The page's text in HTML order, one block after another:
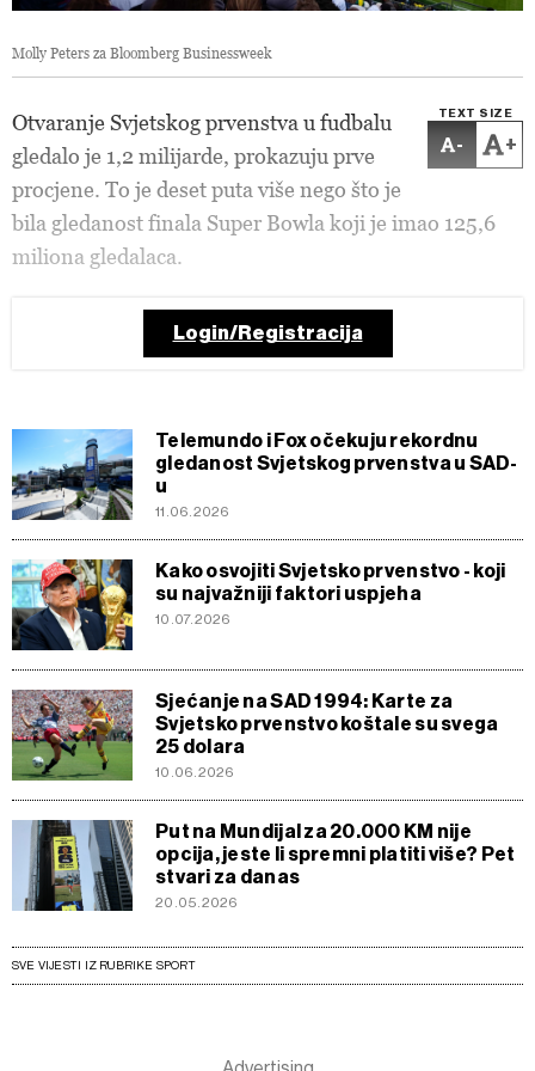
Molly Peters za Bloomberg Businessweek
TEXT SIZE
- +
Otvaranje Svjetskog prvenstva u fudbalu
gledalo je 1,2 milijarde, prokazuju prve
procjene. To je deset puta više nego što je
bila gledanost finala Super Bowla koji je imao 125,6
miliona gledalaca.
Login/Registracija
Telemundo i Fox očekuju rekordnu
gledanost Svjetskog prvenstva u SAD-
u
11.06.2026
Kako osvojiti Svjetsko prvenstvo - koji
su najvažniji faktori uspjeha
10.07.2026
Sjećanje na SAD 1994: Karte za
Svjetsko prvenstvo koštale su svega
25 dolara
10.06.2026
Put na Mundijal za 20.000 KM nije
opcija, jeste li spremni platiti više? Pet
stvari za danas
20.05.2026
SVE VIJESTI IZ RUBRIKE SPORT